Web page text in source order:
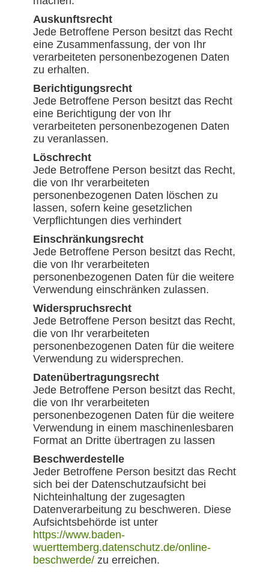
Auskunftsrecht
Jede Betroffene Person besitzt das Recht
eine Zusammenfassung, der von Ihr
verarbeiteten personenbezogenen Daten
zu erhalten.
Berichtigungsrecht
Jede Betroffene Person besitzt das Recht
eine Berichtigung der von Ihr
verarbeiteten personenbezogenen Daten
zu veranlassen.
Löschrecht
Jede Betroffene Person besitzt das Recht,
die von Ihr verarbeiteten
personenbezogenen Daten löschen zu
lassen, sofern keine gesetzlichen
Verpflichtungen dies verhindert
Einschränkungsrecht
Jede Betroffene Person besitzt das Recht,
die von Ihr verarbeiteten
personenbezogenen Daten für die weitere
Verwendung einschränken zulassen.
Widerspruchsrecht
Jede Betroffene Person besitzt das Recht,
die von Ihr verarbeiteten
personenbezogenen Daten für die weitere
Verwendung zu widersprechen.
Datenübertragungsrecht
Jede Betroffene Person besitzt das Recht,
die von Ihr verarbeiteten
personenbezogenen Daten für die weitere
Verwendung in einem maschinenlesbaren
Format an Dritte übertragen zu lassen
Beschwerdestelle
Jeder Betroffene Person besitzt das Recht
sich bei der Datenschutzaufsicht bei
Nichteinhaltung der zugesagten
Datenverarbeitung zu beschweren. Diese
Aufsichtsbehörde ist unter
https://www.baden-
wuerttemberg.datenschutz.de/online-
beschwerde/ zu erreichen.